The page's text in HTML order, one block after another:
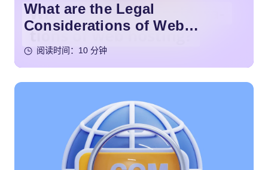
What are the Legal
Considerations of Web
Hosting?
阅读时间：10 分钟